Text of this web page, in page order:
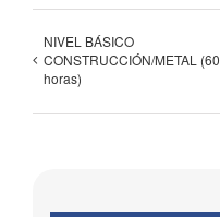
NIVEL BÁSICO
CONSTRUCCIÓN/METAL (60
horas)